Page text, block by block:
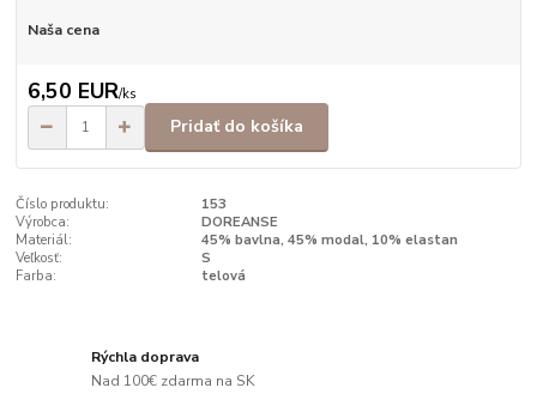
Naša cena
6,50 EUR/ks
Pridať do košíka
Číslo produktu:
153
Výrobca:
DOREANSE
Materiál:
45% bavlna, 45% modal, 10% elastan
Veľkosť:
S
Farba:
telová
Rýchla doprava
Nad 100€ zdarma na SK